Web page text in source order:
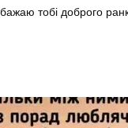
тобі доброго